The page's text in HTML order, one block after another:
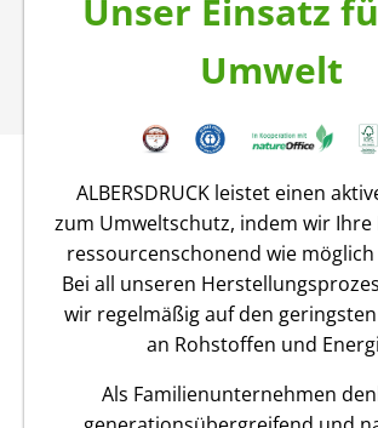
Unser Einsatz
Umwelt
ALBERSDRUCK leistet einen
zum Umweltschutz, indem wir Ihre
ressourcenschonend wie
Bei all unseren
wir regelmäßig auf den
an Rohstoffen und
Als Familienunternehmen